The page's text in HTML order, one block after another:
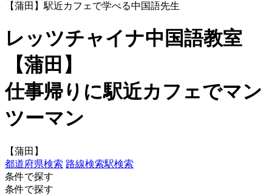
【蒲田】駅近カフェで学べる中国語先生
レッツチャイナ中国語教室
【蒲田】
仕事帰りに駅近カフェでマン
ツーマン
【蒲田】
都道府県検索 路線検索駅検索
条件で探す
条件で探す